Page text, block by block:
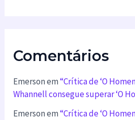
Comentários
Emersonem“Crítica de ‘O
Whannell consegue superar ‘O
Emersonem“Crítica de ‘O